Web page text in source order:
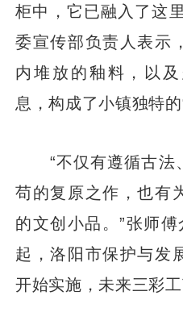
柜中，它已融入了这
委宣传部负责人表示
内堆放的釉料，以
息，构成了小镇独特的
“不仅有遵循古法
苟的复原之作，也有
的文创小品。”张师
起，洛阳市保护与发
开始实施，未来三彩工